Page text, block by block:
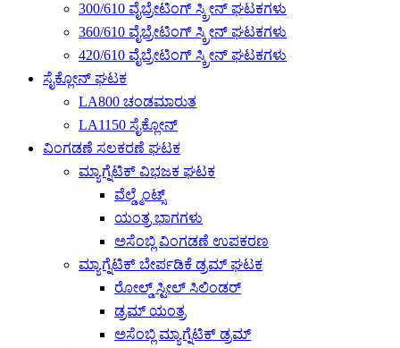
300/610 ವೈಬ್ರೇಟಿಂಗ್ ಸ್ಕ್ರೀನ್ ಘಟಕಗಳು
360/610 ವೈಬ್ರೇಟಿಂಗ್ ಸ್ಕ್ರೀನ್ ಘಟಕಗಳು
420/610 ವೈಬ್ರೇಟಿಂಗ್ ಸ್ಕ್ರೀನ್ ಘಟಕಗಳು
ಸೈಕ್ಲೋನ್ ಘಟಕ
LA800 ಚಂಡಮಾರುತ
LA1150 ಸೈಕ್ಲೋನ್
ವಿಂಗಡಣೆ ಸಲಕರಣೆ ಘಟಕ
ಮ್ಯಾಗ್ನೆಟಿಕ್ ವಿಭಜಕ ಘಟಕ
ವೆಲ್ಡ್ಮೆಂಟ್ಸ್
ಯಂತ್ರ ಭಾಗಗಳು
ಅಸೆಂಬ್ಲಿ ವಿಂಗಡಣೆ ಉಪಕರಣ
ಮ್ಯಾಗ್ನೆಟಿಕ್ ಬೇರ್ಪಡಿಕೆ ಡ್ರಮ್ ಘಟಕ
ರೋಲ್ಡ್ ಸ್ಟೀಲ್ ಸಿಲಿಂಡರ್
ಡ್ರಮ್ ಯಂತ್ರ
ಅಸೆಂಬ್ಲಿ ಮ್ಯಾಗ್ನೆಟಿಕ್ ಡ್ರಮ್